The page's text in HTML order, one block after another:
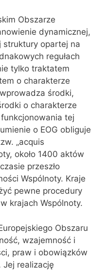
Obszarze
dynamicznej,
struktury opartej na
regułach
tylko traktatem
o charakterze
środki,
o charakterze
tej
o EOG obliguje
„acquis
około 1400 aktów
przeszło
Wspólnoty. Kraje
pewne procedury
krajach Wspólnoty.
Obszaru
wzajemność i
praw i obowiązków
Jej realizację